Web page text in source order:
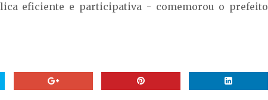
eficiente e participativa - comemorou o prefeito